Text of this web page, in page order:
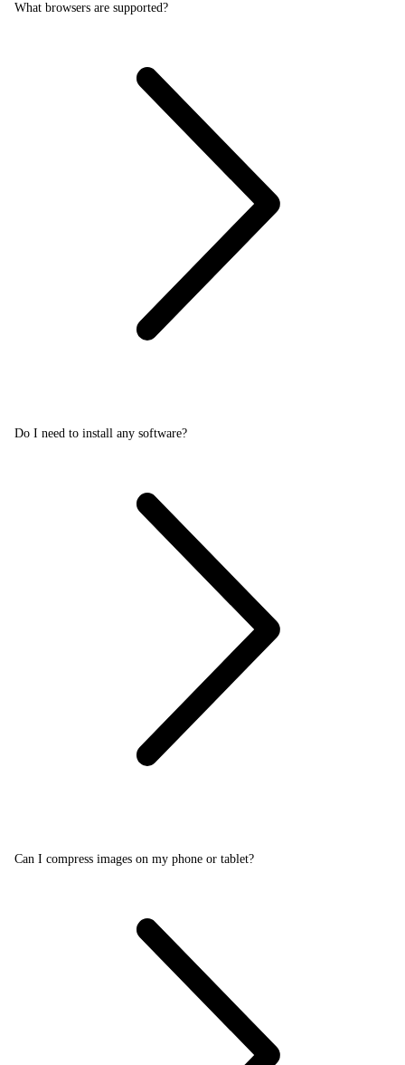
What browsers are supported?
Do I need to install any software?
Can I compress images on my phone or tablet?